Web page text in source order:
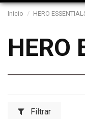
Inicio HERO
HERO
Filtrar